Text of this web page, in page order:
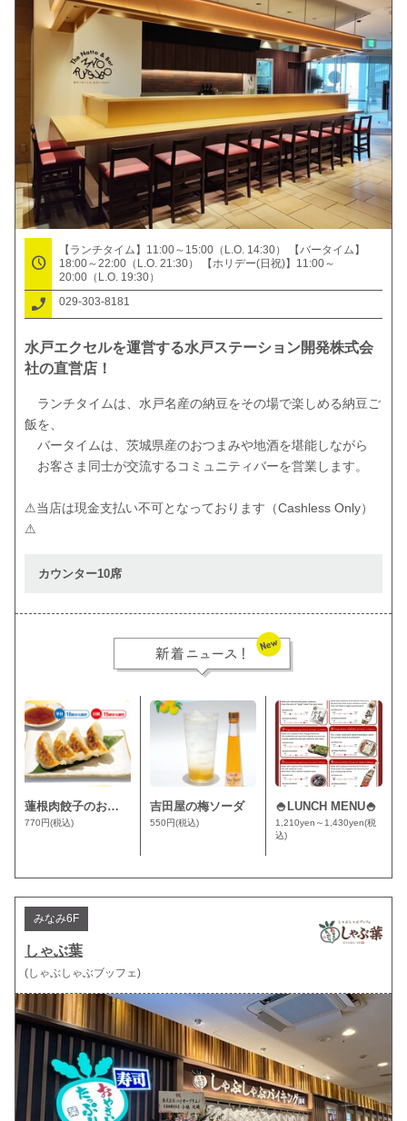
【ランチタイム】11:00～15:00（L.O. 14:30） 【バータイム】
18:00～22:00（L.O. 21:30） 【ホリデー(日祝)】11:00～
20:00（L.O. 19:30）
029-303-8181
水戸エクセルを運営する水戸ステーション開発株式会
社の直営店！
ランチタイムは、水戸名産の納豆をその場で楽しめる納豆ご
飯を、
バータイムは、茨城県産のおつまみや地酒を堪能しながら
お客さま同士が交流するコミュニティバーを営業します。
⚠当店は現金支払い不可となっております（Cashless Only）
⚠
カウンター10席
蓮根肉餃子のおばけん
770円(税込)
吉田屋の梅ソーダ
550円(税込)
🍚LUNCH MENU🍚
1,210yen～1,430yen(税
込)
みなみ6F
しゃぶ葉
(しゃぶしゃぶブッフェ)